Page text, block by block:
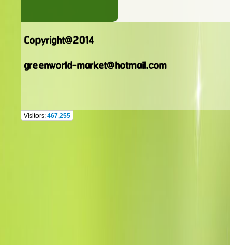
Copyright@2014
greenworld-market@hotmail.com
Visitors: 467,255